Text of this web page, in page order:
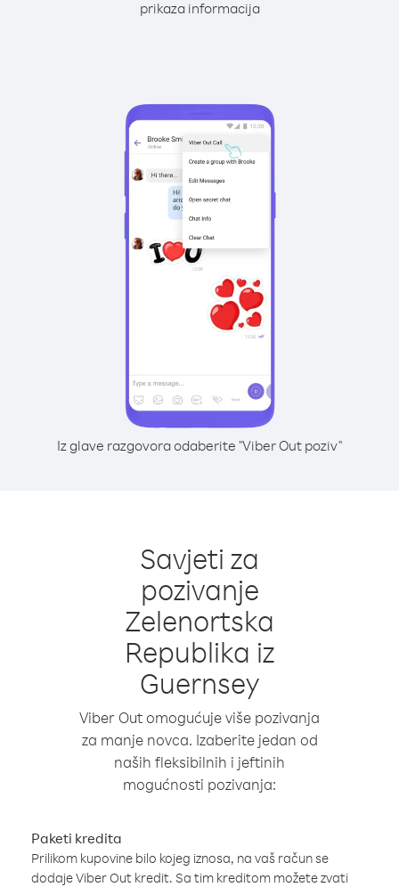
prikaza informacija
Iz glave razgovora odaberite "Viber Out poziv"
Savjeti za
pozivanje
Zelenortska
Republika iz
Guernsey
Viber Out omogućuje više pozivanja
za manje novca. Izaberite jedan od
naših fleksibilnih i jeftinih
mogućnosti pozivanja:
Paketi kredita
Prilikom kupovine bilo kojeg iznosa, na vaš račun se
dodaje Viber Out kredit. Sa tim kreditom možete zvati